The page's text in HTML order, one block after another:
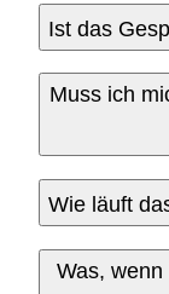
Ist das
Muss ich
Wie läuft
Was,